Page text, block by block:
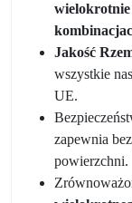
Jakość
wszystkie
UE.
zapewnia
powierzchni.